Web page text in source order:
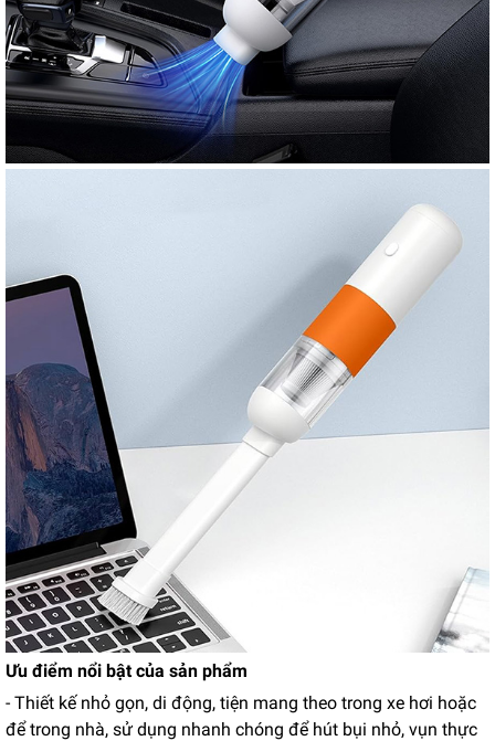
Ưu điểm nổi bật của sản phẩm
- Thiết kế nhỏ gọn, di động, tiện mang theo trong xe hơi hoặc
để trong nhà, sử dụng nhanh chóng để hút bụi nhỏ, vụn thực